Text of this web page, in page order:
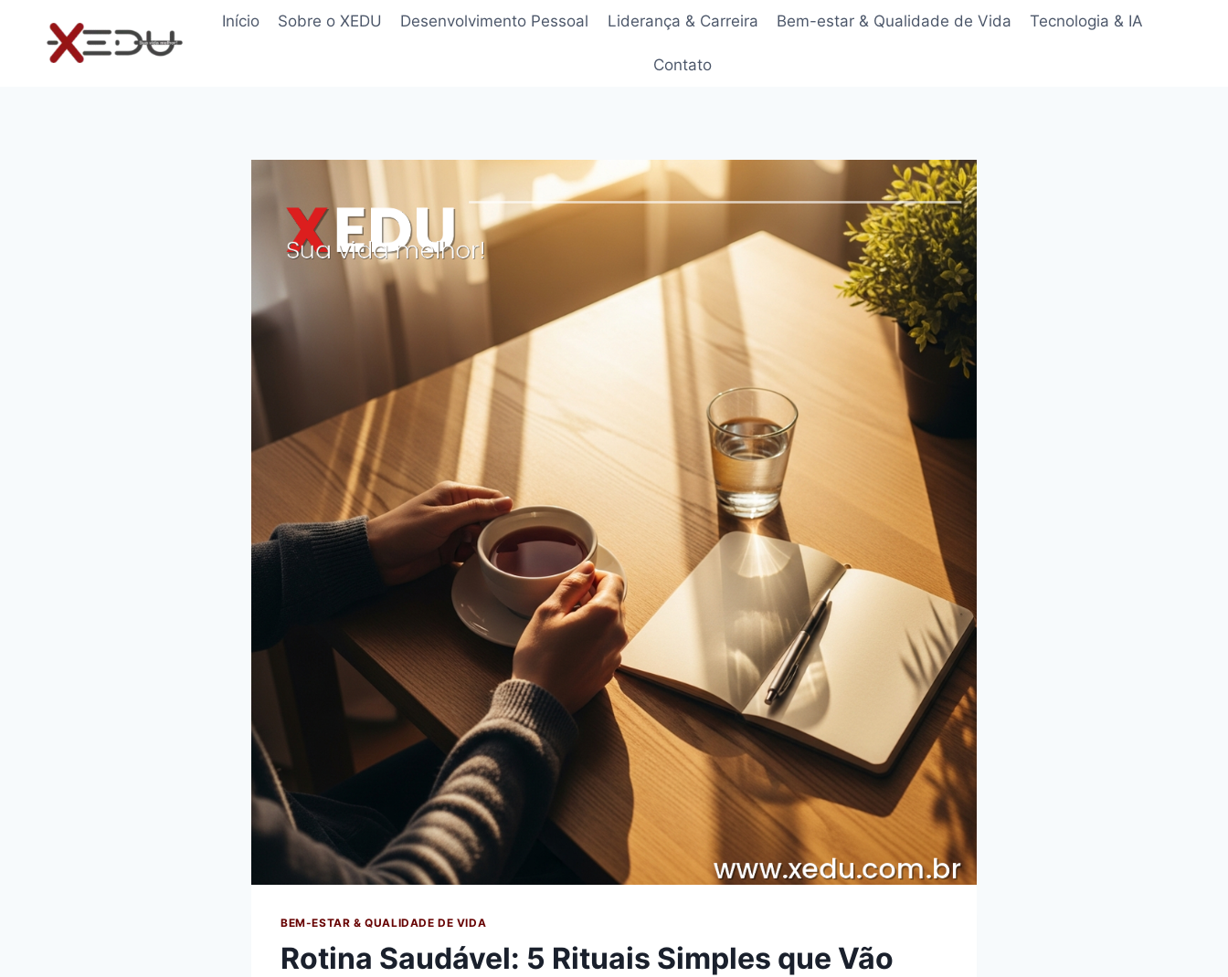
Início Sobre o XEDU Desenvolvimento Pessoal Liderança & Carreira Bem-estar & Qualidade de Vida Tecnologia & IA
Contato
BEM-ESTAR & QUALIDADE DE VIDA
Rotina Saudável: 5 Rituais Simples que Vão